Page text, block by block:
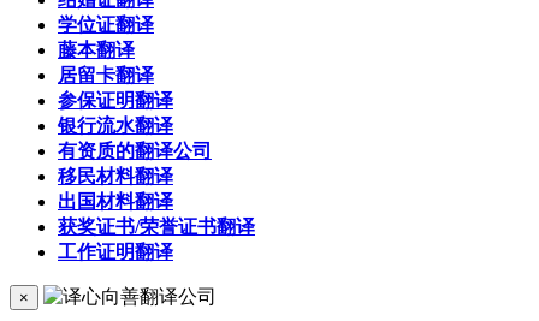
学位证翻译
藤本翻译
居留卡翻译
参保证明翻译
银行流水翻译
有资质的翻译公司
移民材料翻译
出国材料翻译
获奖证书/荣誉证书翻译
工作证明翻译
×